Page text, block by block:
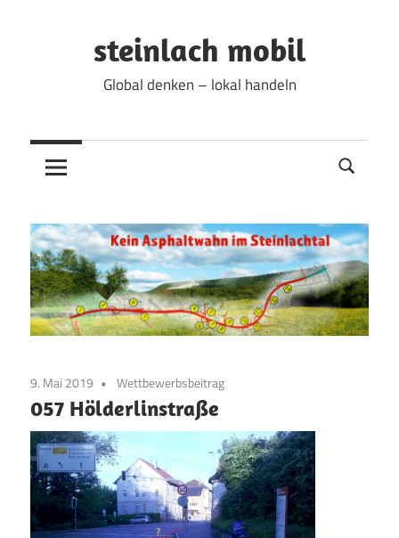
steinlach mobil
Global denken – lokal handeln
9. Mai 2019 Wettbewerbsbeitrag
057 Hölderlinstraße